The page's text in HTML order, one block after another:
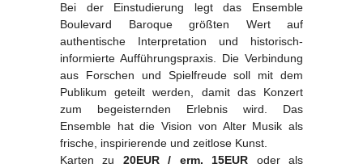
Bei der Einstudierung legt das Ensemble
Boulevard Baroque größten Wert auf
authentische Interpretation und historisch-
informierte Aufführungspraxis. Die Verbindung
aus Forschen und Spielfreude soll mit dem
Publikum geteilt werden, damit das Konzert
zum begeisternden Erlebnis wird. Das
Ensemble hat die Vision von Alter Musik als
frische, inspirierende und zeitlose Kunst.
Karten zu 20EUR / erm. 15EUR oder als